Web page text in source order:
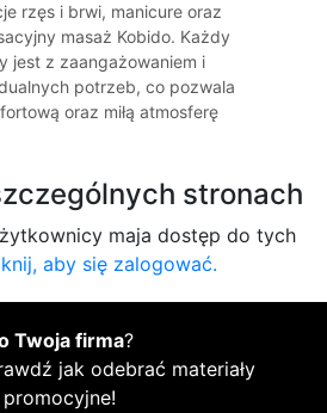
rzęs i brwi, manicure oraz
masaż Kobido. Każdy
jest z zaangażowaniem i
potrzeb, co pozwala
oraz miłą atmosferę
stronach
maja dostęp do tych
aby się zalogować.
Twoja firma?
jak odebrać materiały
promocyjne!